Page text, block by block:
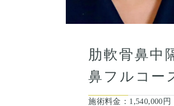
肋軟骨鼻中
鼻フルコー
施術料金： 1,540,000円